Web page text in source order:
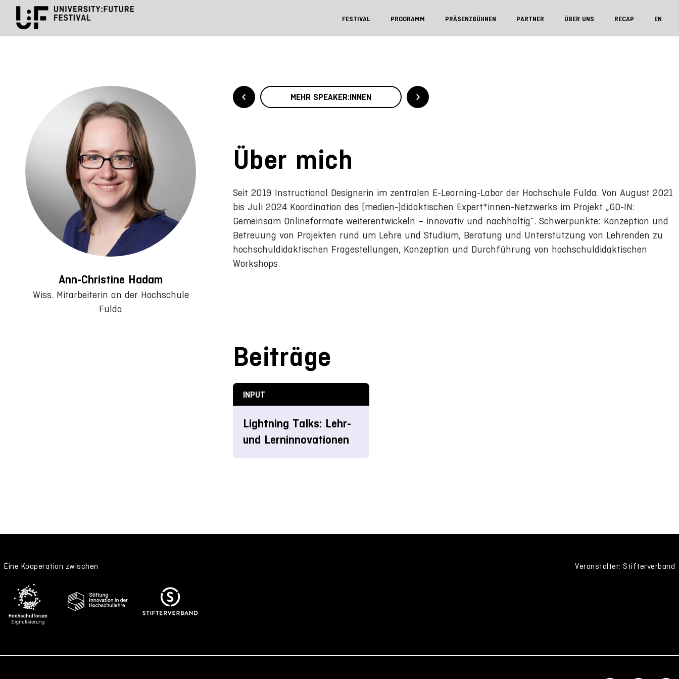
FESTIVAL PROGRAMM PRÄSENZBÜHNEN PARTNER ÜBER UNS RECAP EN
Ann-Christine Hadam
Wiss. Mitarbeiterin an der Hochschule
Fulda
MEHR SPEAKER:INNEN
Über mich
Seit 2019 Instructional Designerin im zentralen E-Learning-Labor der Hochschule Fulda. Von August 2021
bis Juli 2024 Koordination des (medien-)didaktischen Expert*innen-Netzwerks im Projekt „GO-IN:
Gemeinsam Onlineformate weiterentwickeln – innovativ und nachhaltig“. Schwerpunkte: Konzeption und
Betreuung von Projekten rund um Lehre und Studium, Beratung und Unterstützung von Lehrenden zu
hochschuldidaktischen Fragestellungen, Konzeption und Durchführung von hochschuldidaktischen
Workshops.
Beiträge
INPUT
Lightning Talks: Lehr-
und Lerninnovationen
Eine Kooperation zwischen Veranstalter: Stifterverband